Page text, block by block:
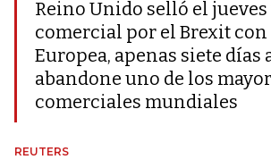
Reino Unido selló el
comercial por el Brexit
Europea, apenas siete días
abandone uno de los
comerciales mundiales
REUTERS